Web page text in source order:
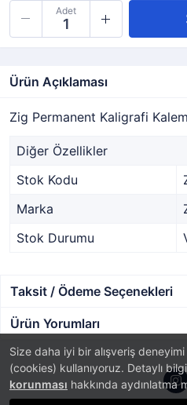
Size daha iyi bir alışveriş
(cookies) kullanıyoruz. Detaylı
korunması hakkında aydınlatma
Adet
Ürün Açıklaması
Zig Permanent Kaligrafi
Diğer Özellikler
Stok Kodu
Marka
Stok Durumu
Taksit / Ödeme Seçenekleri
Ürün Yorumları